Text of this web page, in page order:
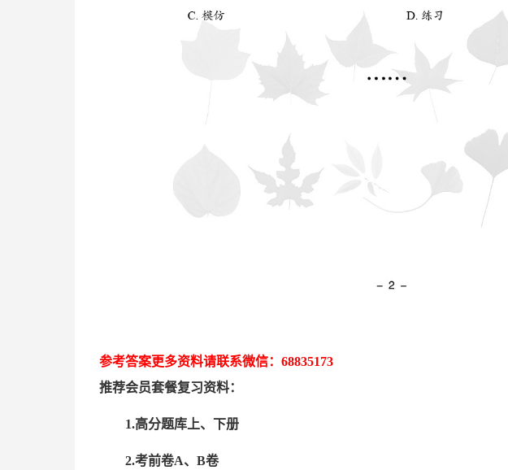
参考答案更多资料请联系微信： 68835173
推荐会员套餐复习资料：
1.高分题库上、下册
2.考前卷A、B卷